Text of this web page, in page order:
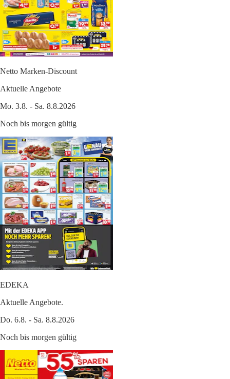
Netto Marken-Discount
Aktuelle Angebote
Mo. 3.8. - Sa. 8.8.2026
Noch bis morgen gültig
EDEKA
Aktuelle Angebote.
Do. 6.8. - Sa. 8.8.2026
Noch bis morgen gültig